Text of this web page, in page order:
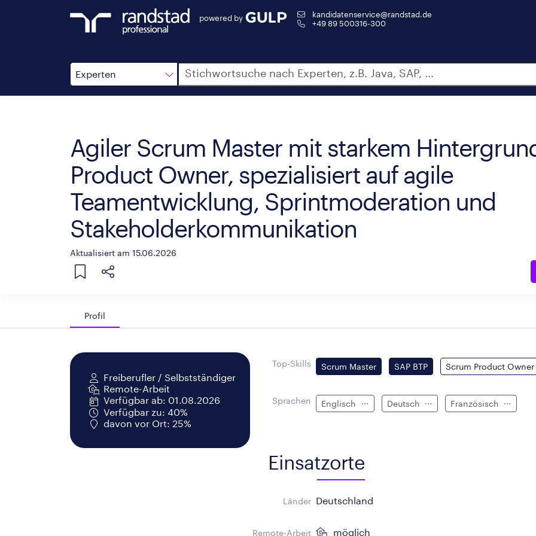
powered by
kandidatenservice@randstad.de
+49 89 500316-300
Experten
Suche
Agiler Scrum Master mit starkem
Product Owner, spezialisiert auf agile
Teamentwicklung, Sprintmoderation und
Stakeholderkommunikation
Aktualisiert am 15.06.2026
Profil
Freiberufler / Selbstständiger
Remote-Arbeit
Verfügbar ab: 01.08.2026
Verfügbar zu: 40%
davon vor Ort: 25%
Top-Skills Scrum Master SAP BTP Scrum Product Owner
Sprachen Englisch Deutsch Französisch
Einsatzorte
Länder Deutschland
Remote-Arbeit möglich